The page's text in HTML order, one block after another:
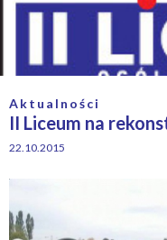
Aktualności
II Liceum na
22.10.2015